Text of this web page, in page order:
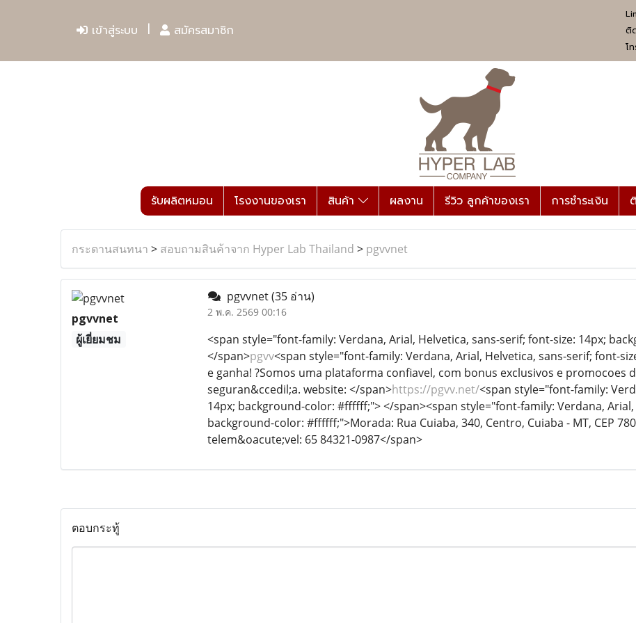
เข้าสู่ระบบ สมัครสมาชิก
ติ
โ
รับผลิตหมอน โรงงานของเรา สินค้า ผลงาน รีวิว ลูกค้าของเรา การชำระเงิน
กระดานสนทนา > สอบถามสินค้าจาก Hyper Lab Thailand > pgvvnet
pgvvnet
ผู้เยี่ยมชม
pgvvnet(35 อ่าน)
2 พ.ค. 2569 00:16
<span style="font-family: Verdana, Arial, Helvetica, sans-serif; font-size: 14px;
</span>pgvv<span style="font-family: Verdana, Arial, Helvetica, sans-serif; font-
e ganha! ?Somos uma plataforma confiavel, com bonus exclusivos e promocoes
seguran&ccedil;a. website: </span>https://pgvv.net/<span style="font-family:
14px; background-color: #ffffff;"> </span><span style="font-family: Verdana,
background-color: #ffffff;">Morada: Rua Cuiaba, 340, Centro, Cuiaba - MT, CEP
telem&oacute;vel: 65 84321-0987</span>
ตอบกระทู้